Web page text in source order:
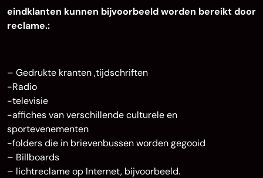
eindklanten kunnen bijvoorbeeld worden bereikt door
reclame.:
– Gedrukte kranten ,tijdschriften
-Radio
-televisie
-affiches van verschillende culturele en
sportevenementen
-folders die in brievenbussen worden gegooid
– Billboards
– lichtreclame op Internet, bijvoorbeeld.